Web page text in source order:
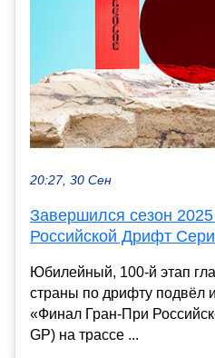
20:27, 30 Сен
Завершился сезон
Российской Дрифт
Юбилейный, 100-й этап
страны по дрифту подвёл
«Финал Гран-При
GP) на трассе ...